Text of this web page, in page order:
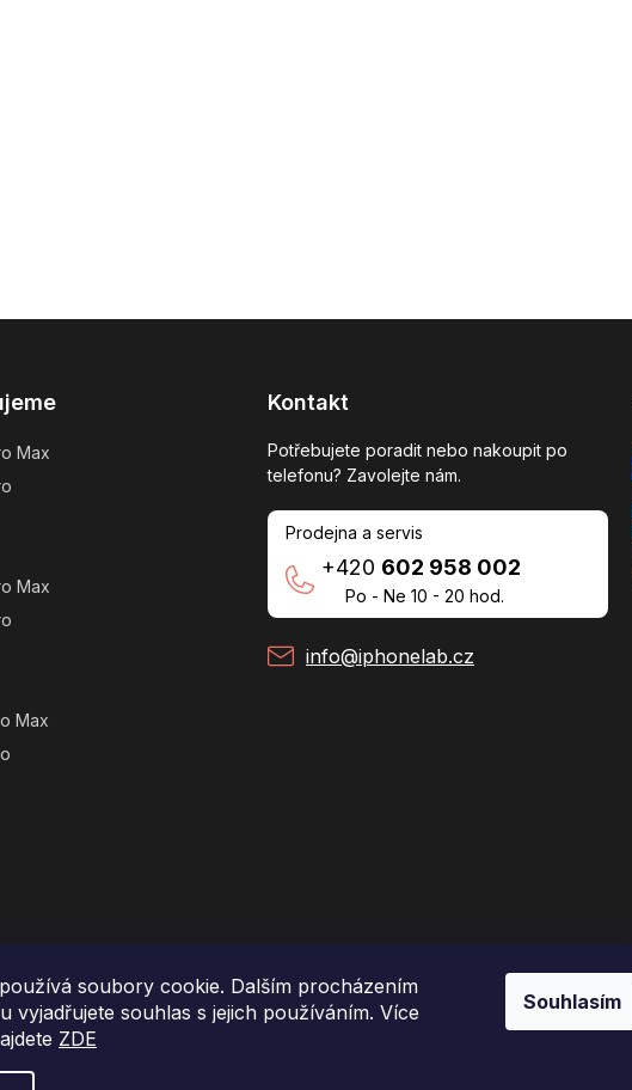
soubory cookie. Dalším procházením
vyjadřujete souhlas s jejich používáním. Více
ZDE
Souhlasím
Max
Max
Max
Kontakt
Potřebujete poradit nebo nakoupit po
telefonu? Zavolejte nám.
Prodejna a servis
+420 602 958 002
Po - Ne 10 - 20 hod.
info@iphonelab.cz